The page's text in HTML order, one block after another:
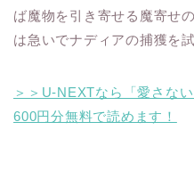
ば魔物を引き寄せる魔寄せ
は急いでナディアの捕獲を
＞＞U-NEXTなら「愛さな
600円分無料で読めます！